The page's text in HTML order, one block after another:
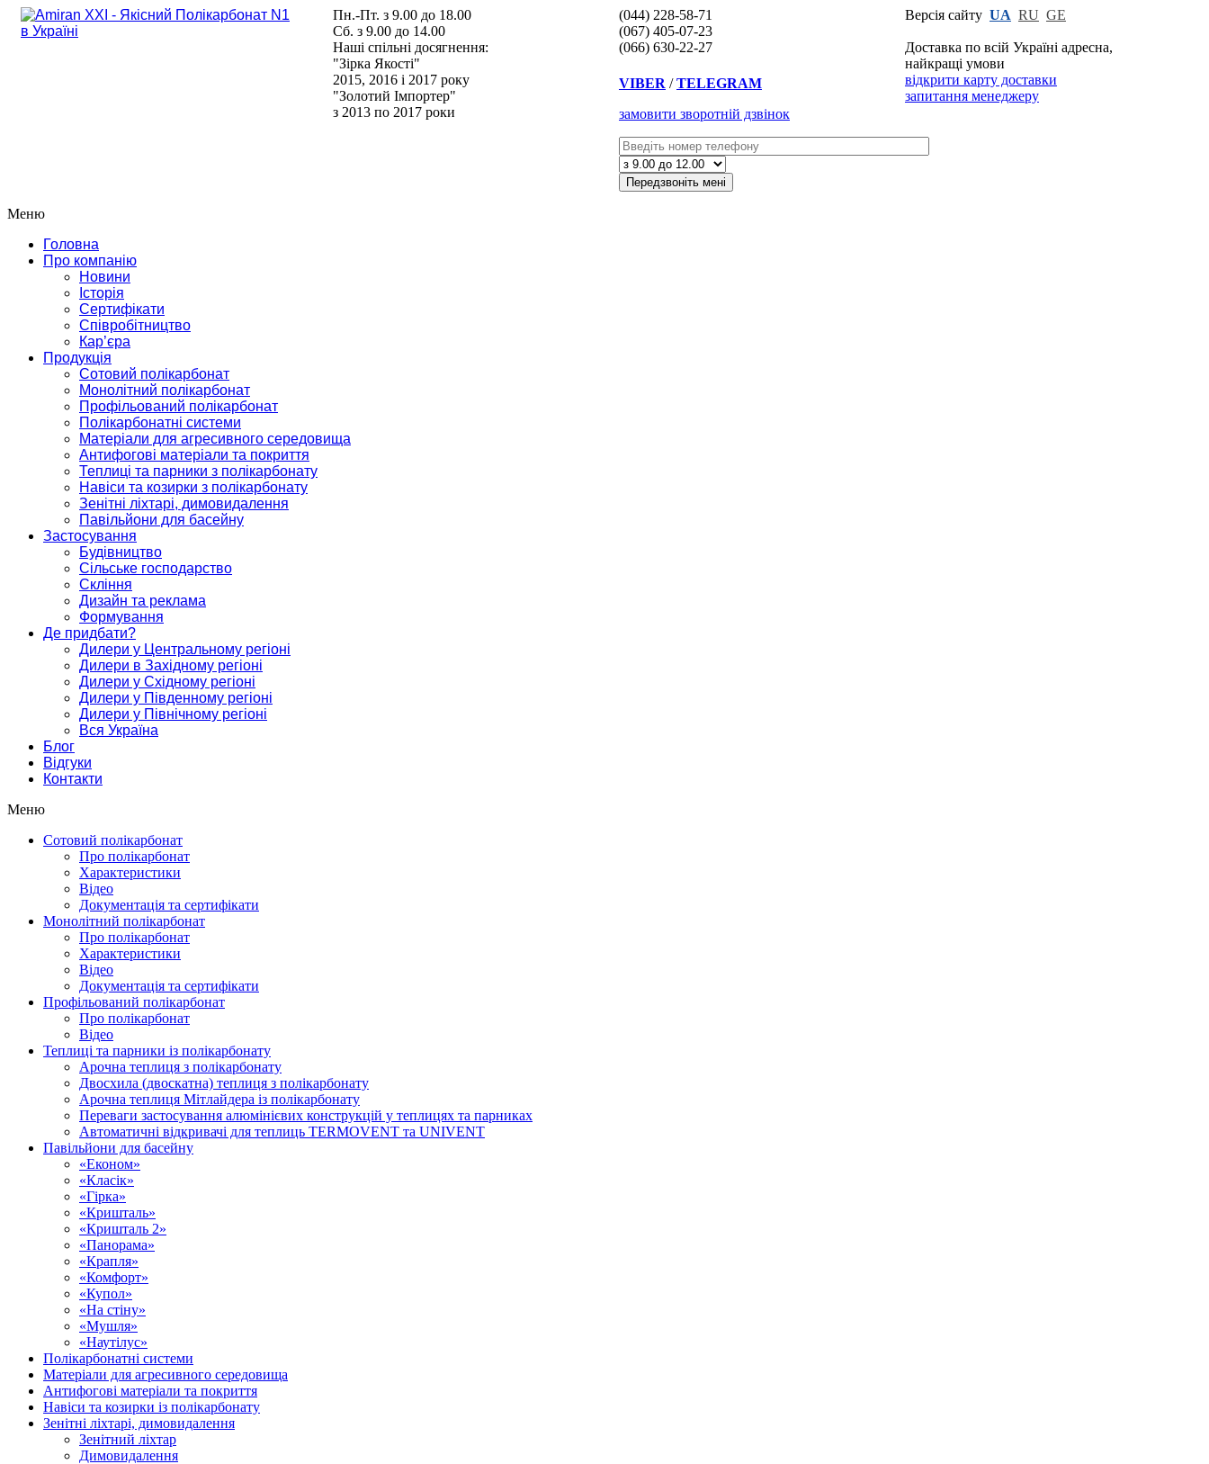
Пн.-Пт. з 9.00 до 18.00
Сб. з 9.00 до 14.00
Наші спільні досягнення:
"Зірка Якості"
2015, 2016 і 2017 року
"Золотий Імпортер"
з 2013 по 2017 роки
(044) 228-58-71
(067) 405-07-23
(066) 630-22-27
VIBER /TELEGRAM
замовити зворотній дзвінок
Версія сайту UA RU GE
Доставка по всій Україні адресна,
найкращі умови
відкрити карту доставки
запитання менеджеру
Меню
Головна
Про компанію
Новини
Історія
Сертифікати
Співробітництво
Кар’єра
Продукція
Сотовий полікарбонат
Монолітний полікарбонат
Профільований полікарбонат
Полікарбонатні системи
Матеріали для агресивного середовища
Антифогові матеріали та покриття
Теплиці та парники з полікарбонату
Навіси та козирки з полікарбонату
Зенітні ліхтарі, димовидалення
Павільйони для басейну
Застосування
Будівництво
Сільське господарство
Скління
Дизайн та реклама
Формування
Де придбати?
Дилери у Центральному регіоні
Дилери в Західному регіоні
Дилери у Східному регіоні
Дилери у Південному регіоні
Дилери у Північному регіоні
Вся Україна
Блог
Відгуки
Контакти
Меню
Сотовий полікарбонат
Про полікарбонат
Характеристики
Відео
Документація та сертифікати
Монолітний полікарбонат
Про полікарбонат
Характеристики
Відео
Документація та сертифікати
Профільований полікарбонат
Про полікарбонат
Відео
Теплиці та парники із полікарбонату
Арочна теплиця з полікарбонату
Двосхила (двоскатна) теплиця з полікарбонату
Арочна теплиця Мітлайдера із полікарбонату
Переваги застосування алюмінієвих конструкцій у теплицях та парниках
Автоматичні відкривачі для теплиць TERMOVENT та UNIVENT
Павільйони для басейну
«Економ»
«Класік»
«Гірка»
«Кришталь»
«Кришталь 2»
«Панорама»
«Крапля»
«Комфорт»
«Купол»
«На стіну»
«Мушля»
«Наутілус»
Полікарбонатні системи
Матеріали для агресивного середовища
Антифогові матеріали та покриття
Навіси та козирки із полікарбонату
Зенітні ліхтарі, димовидалення
Зенітний ліхтар
Димовидалення